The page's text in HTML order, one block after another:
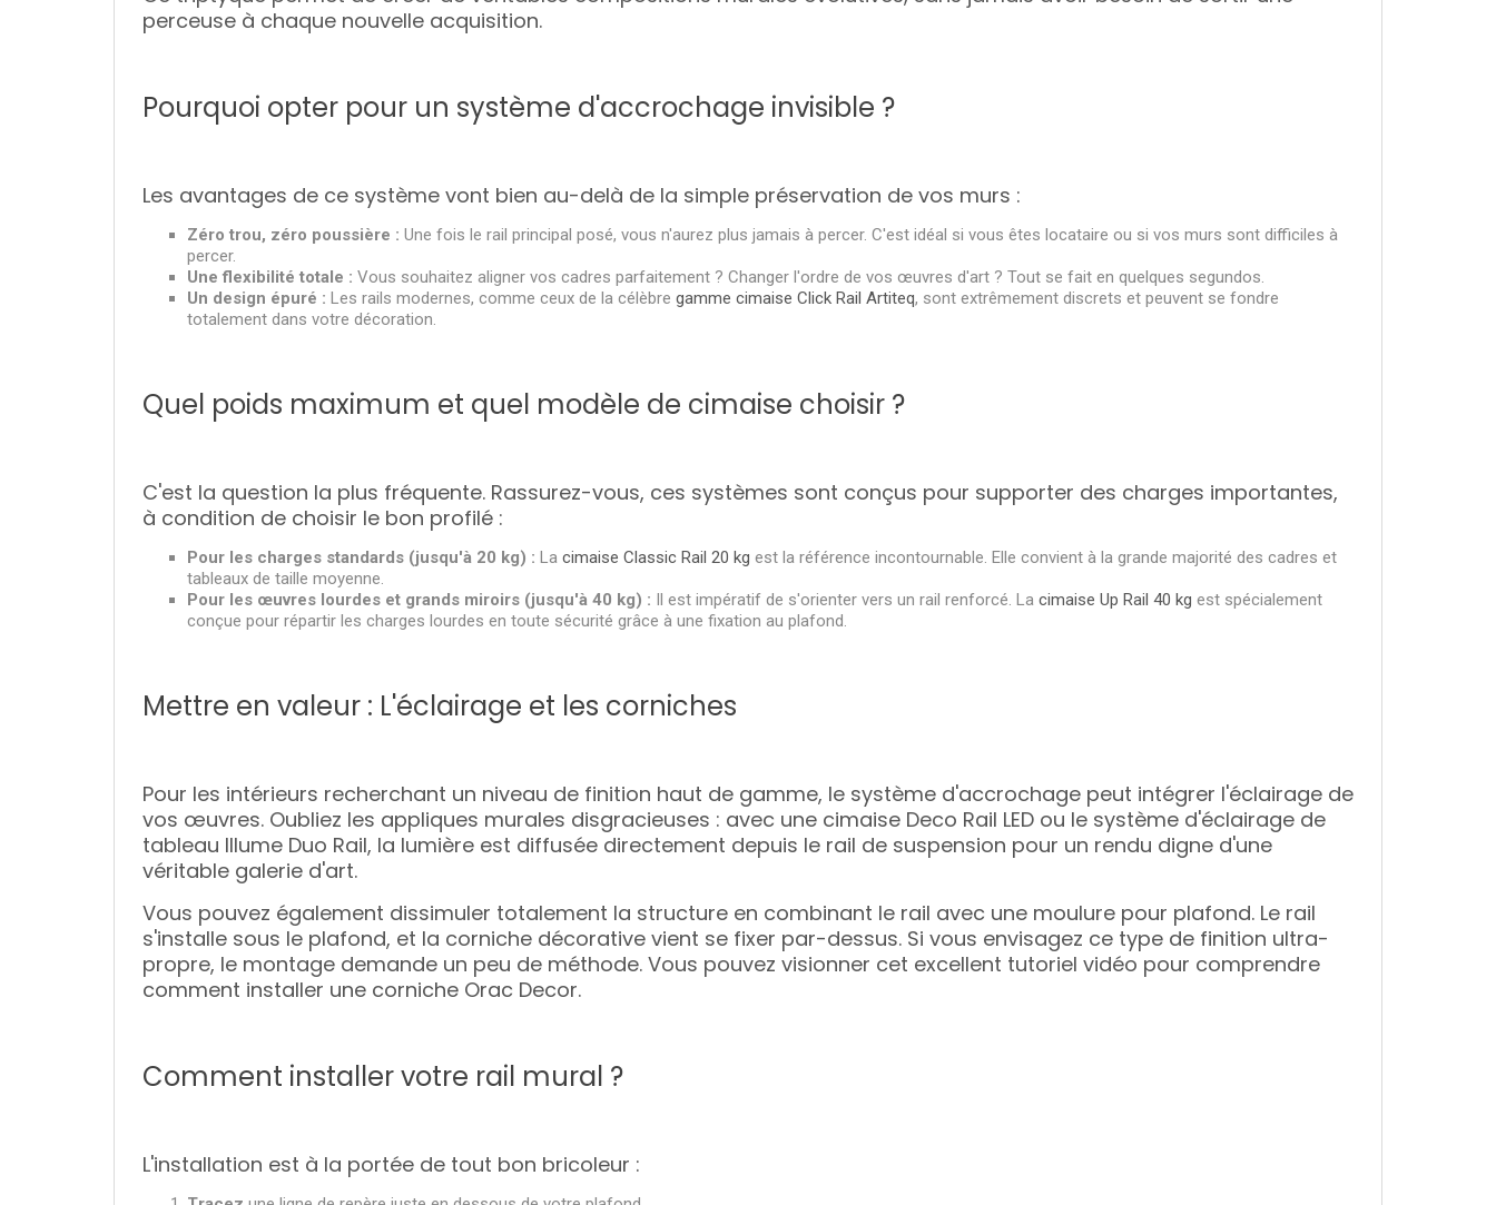
perceuse à chaque nouvelle acquisition.
Pourquoi opter pour un système d'accrochage invisible ?
Les avantages de ce système vont bien au-delà de la simple préservation de vos murs :
Zéro trou, zéro poussière : Une fois le rail principal posé, vous n'aurez plus jamais à percer. C'est idéal si vous êtes locataire ou si vos murs sont difficiles à
percer.
Une flexibilité totale : Vous souhaitez aligner vos cadres parfaitement ? Changer l'ordre de vos œuvres d'art ? Tout se fait en quelques segundos.
Un design épuré : Les rails modernes, comme ceux de la célèbre gamme cimaise Click Rail Artiteq, sont extrêmement discrets et peuvent se fondre
totalement dans votre décoration.
Quel poids maximum et quel modèle de cimaise choisir ?
C'est la question la plus fréquente. Rassurez-vous, ces systèmes sont conçus pour supporter des charges importantes,
à condition de choisir le bon profilé :
Pour les charges standards (jusqu'à 20 kg) : La cimaise Classic Rail 20 kg est la référence incontournable. Elle convient à la grande majorité des cadres et
tableaux de taille moyenne.
Pour les œuvres lourdes et grands miroirs (jusqu'à 40 kg) : Il est impératif de s'orienter vers un rail renforcé. La cimaise Up Rail 40 kg est spécialement
conçue pour répartir les charges lourdes en toute sécurité grâce à une fixation au plafond.
Mettre en valeur : L'éclairage et les corniches
Pour les intérieurs recherchant un niveau de finition haut de gamme, le système d'accrochage peut intégrer l'éclairage de
vos œuvres. Oubliez les appliques murales disgracieuses : avec une cimaise Deco Rail LED ou le système d'éclairage de
tableau Illume Duo Rail, la lumière est diffusée directement depuis le rail de suspension pour un rendu digne d'une
véritable galerie d'art.
Vous pouvez également dissimuler totalement la structure en combinant le rail avec une moulure pour plafond. Le rail
s'installe sous le plafond, et la corniche décorative vient se fixer par-dessus. Si vous envisagez ce type de finition ultra-
propre, le montage demande un peu de méthode. Vous pouvez visionner cet excellent tutoriel vidéo pour comprendre
comment installer une corniche Orac Decor.
Comment installer votre rail mural ?
L'installation est à la portée de tout bon bricoleur :